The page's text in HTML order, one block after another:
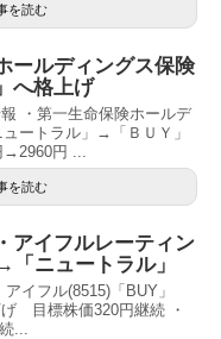
を読む
ールディングス保険
へ格上げ
・第一生命保険ホールデ
ートラル」→「ＢＵＹ」
→2960円 ...
を読む
アイフルレーティン
ニュートラル」
イフル(8515)「BUY」
目標株価320円継続 ・
...